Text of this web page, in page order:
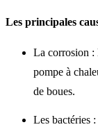
Les principales
La corrosion :
pompe à
de boues.
Les bactéries :